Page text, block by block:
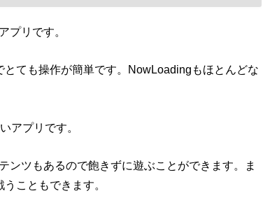
プリです。
ても操作が簡単です。NowLoadingもほとんどな
アプリです。
ンツもあるので飽きずに遊ぶことができます。ま
こともできます。